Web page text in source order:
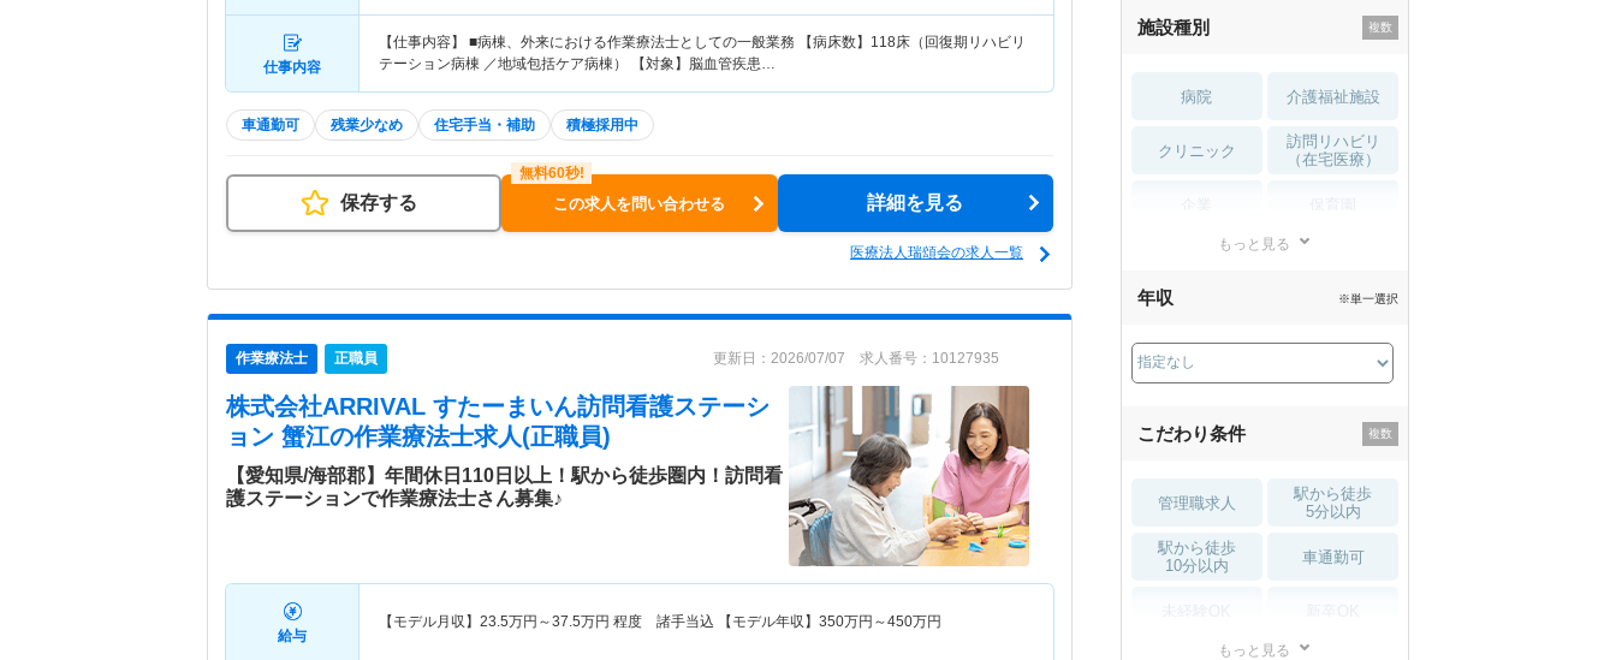
仕事内容
【仕事内容】 ■病棟、外来における作業療法士としての一般業務 【病床数】118床（回復期リハビリ
テーション病棟 ／地域包括ケア病棟） 【対象】脳血管疾患…
車通勤可 残業少なめ 住宅手当・補助 積極採用中
保存する この求人を問い合わせる 詳細を見る
医療法人瑞頌会の求人一覧
作業療法士 正職員 更新日：2026/07/07 求人番号：10127935
株式会社ARRIVAL すたーまいん訪問看護ステーシ
ョン 蟹江の作業療法士求人(正職員)
【愛知県/海部郡】年間休日110日以上！駅から徒歩圏内！訪問看
護ステーションで作業療法士さん募集♪
給与
【モデル月収】 23.5万円～37.5万円 程度 諸手当込 【モデル年収】 350万円～450万円
施設種別
病院 介護福祉施設
クリニック
訪問リハビリ
（在宅医療）
薬局・
もっと見る
年収 ※単一選択
こだわり条件
管理職求人
駅から徒歩
5分以内
駅から徒歩
10分以内
車通勤可
もっと見る